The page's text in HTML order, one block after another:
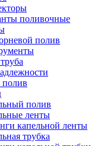
поливочные
полив
полив
ленты
капельной ленты
трубка